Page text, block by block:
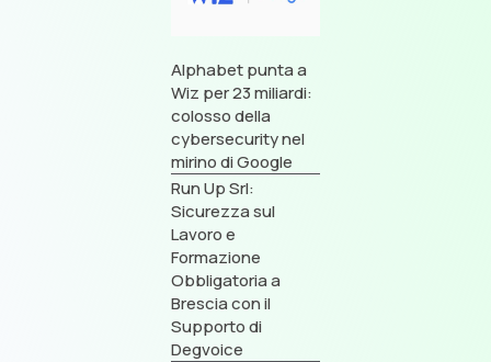
Alphabet punta a
Wiz per 23 miliardi:
colosso della
cybersecurity nel
mirino di Google
Run Up Srl:
Sicurezza sul
Lavoro e
Formazione
Obbligatoria a
Brescia con il
Supporto di
Degvoice